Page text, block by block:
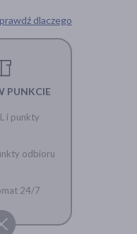
dlaczego
PUNKCIE
i punkty
odbioru
24/7